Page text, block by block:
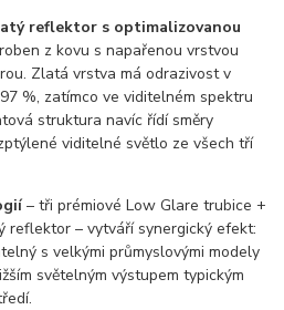
reflektor s optimalizovanou
z kovu s napařenou vrstvou
Zlatá vrstva má odrazivost v
%, zatímco ve viditelném spektru
struktura navíc řídí směry
viditelné světlo ze všech tří
– tři prémiové Low Glare trubice +
reflektor – vytváří synergický efekt:
s velkými průmyslovými modely
světelným výstupem typickým